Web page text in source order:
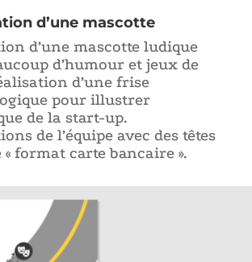
d’une mascotte
d’une mascotte ludique
d’humour et jeux de
d’une frise
pour illustrer
de la start-up.
de l’équipe avec des têtes
format carte bancaire ».